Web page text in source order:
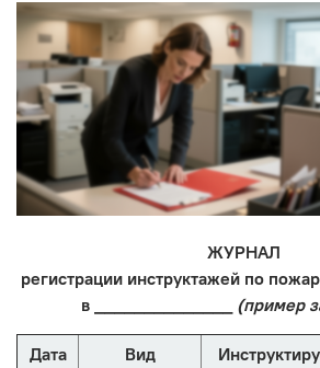
ЖУРНАЛ
регистрации инструктажей по
в ______________ (пример
Дата
Вид